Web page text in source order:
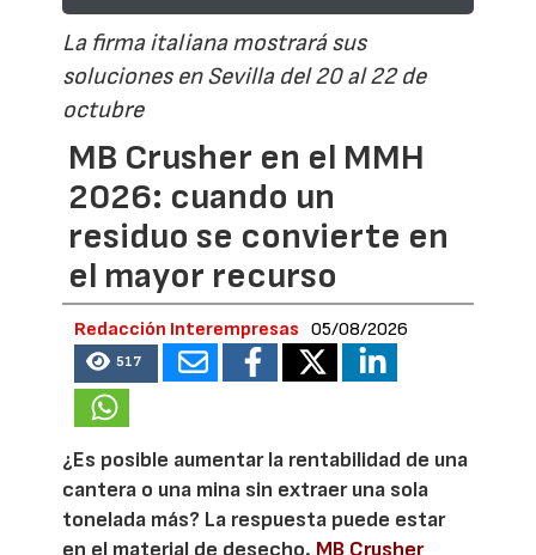
La firma italiana mostrará sus
soluciones en Sevilla del 20 al 22 de
octubre
MB Crusher en el MMH
2026: cuando un
residuo se convierte en
el mayor recurso
Redacción Interempresas 05/08/2026
517
¿Es posible aumentar la rentabilidad de una
cantera o una mina sin extraer una sola
tonelada más? La respuesta puede estar
en el material de desecho. MB Crusher